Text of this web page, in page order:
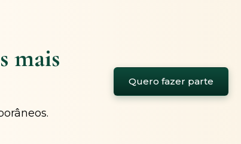
mais
Quero fazer parte